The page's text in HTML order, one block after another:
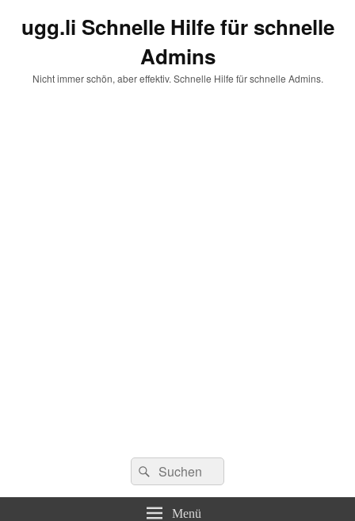
ugg.li Schnelle Hilfe für schnelle
Admins
Nicht immer schön, aber effektiv. Schnelle Hilfe für schnelle Admins.
Suchen
nach:
Suchen
Menü